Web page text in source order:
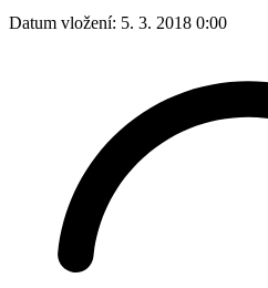
Datum vložení: 5. 3. 2018 0:00